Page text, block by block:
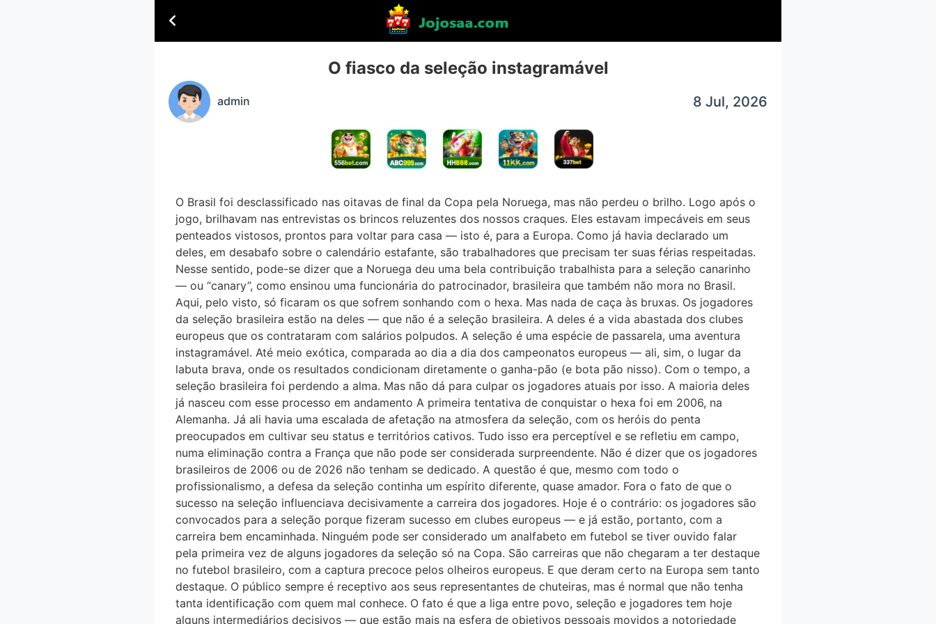
O fiasco da seleção instagramável
admin 8 Jul, 2026
O Brasil foi desclassificado nas oitavas de final da Copa pela Noruega, mas não perdeu o brilho. Logo após o
jogo, brilhavam nas entrevistas os brincos reluzentes dos nossos craques. Eles estavam impecáveis em seus
penteados vistosos, prontos para voltar para casa — isto é, para a Europa. Como já havia declarado um
deles, em desabafo sobre o calendário estafante, são trabalhadores que precisam ter suas férias respeitadas.
Nesse sentido, pode-se dizer que a Noruega deu uma bela contribuição trabalhista para a seleção canarinho
— ou “canary”, como ensinou uma funcionária do patrocinador, brasileira que também não mora no Brasil.
Aqui, pelo visto, só ficaram os que sofrem sonhando com o hexa. Mas nada de caça às bruxas. Os jogadores
da seleção brasileira estão na deles — que não é a seleção brasileira. A deles é a vida abastada dos clubes
europeus que os contrataram com salários polpudos. A seleção é uma espécie de passarela, uma aventura
instagramável. Até meio exótica, comparada ao dia a dia dos campeonatos europeus — ali, sim, o lugar da
labuta brava, onde os resultados condicionam diretamente o ganha-pão (e bota pão nisso). Com o tempo, a
seleção brasileira foi perdendo a alma. Mas não dá para culpar os jogadores atuais por isso. A maioria deles
já nasceu com esse processo em andamento A primeira tentativa de conquistar o hexa foi em 2006, na
Alemanha. Já ali havia uma escalada de afetação na atmosfera da seleção, com os heróis do penta
preocupados em cultivar seu status e territórios cativos. Tudo isso era perceptível e se refletiu em campo,
numa eliminação contra a França que não pode ser considerada surpreendente. Não é dizer que os jogadores
brasileiros de 2006 ou de 2026 não tenham se dedicado. A questão é que, mesmo com todo o
profissionalismo, a defesa da seleção continha um espírito diferente, quase amador. Fora o fato de que o
sucesso na seleção influenciava decisivamente a carreira dos jogadores. Hoje é o contrário: os jogadores são
convocados para a seleção porque fizeram sucesso em clubes europeus — e já estão, portanto, com a
carreira bem encaminhada. Ninguém pode ser considerado um analfabeto em futebol se tiver ouvido falar
pela primeira vez de alguns jogadores da seleção só na Copa. São carreiras que não chegaram a ter destaque
no futebol brasileiro, com a captura precoce pelos olheiros europeus. E que deram certo na Europa sem tanto
destaque. O público sempre é receptivo aos seus representantes de chuteiras, mas é normal que não tenha
tanta identificação com quem mal conhece. O fato é que a liga entre povo, seleção e jogadores tem hoje
alguns intermediários decisivos — que estão mais na esfera de objetivos pessoais movidos a notoriedade